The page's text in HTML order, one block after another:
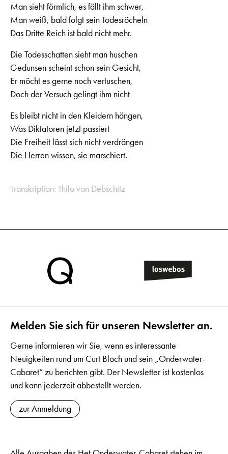
Man sieht förmlich, es fällt ihm schwer,
Man weiß, bald folgt sein Todesröcheln
Das Dritte Reich ist bald nicht mehr.
Die Todesschatten sieht man huschen
Gedunsen scheint schon sein Gesicht,
Er möcht es gerne noch vertuschen,
Doch der Versuch gelingt ihm nicht
Es bleibt nicht in den Kleidern hängen,
Was Diktatoren jetzt passiert
Die Freiheit lässt sich nicht verdrängen
Die Herren wissen, sie marschiert.
Transkription: Thilo von Debschitz
Melden Sie sich für unseren Newsletter an.
Gerne informieren wir Sie, wenn es interessante
Neuigkeiten rund um Curt Bloch und sein „Onderwater-
Cabaret“ zu berichten gibt. Der Newsletter ist kostenlos
und kann jederzeit abbestellt werden.
zur Anmeldung